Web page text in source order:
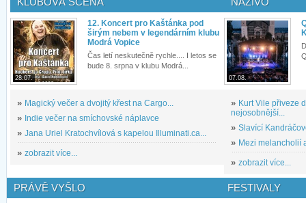
28.07.
12. Koncert pro Kaštánka pod
širým nebem v legendárním klubu
Modrá Vopice
Čas letí neskutečně rychle.... I letos se
bude 8. srpna v klubu Modrá...
» Magický večer a dvojitý křest na Cargo...
» Indie večer na smíchovské náplavce
» Jana Uriel Kratochvílová s kapelou Illuminati.ca...
» zobrazit více...
07.08.
» Kurt Vile přiveze
nejosobnější...
» Slavící
» Mezi melancholií
» zobrazit více...
PRÁVĚ VYŠLO FESTIVALY